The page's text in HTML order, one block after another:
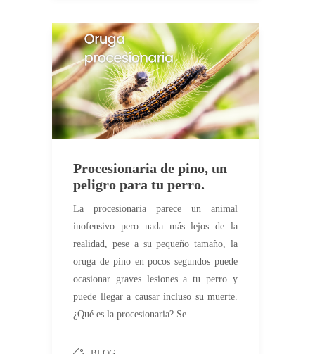
Procesionaria de pino, un
peligro para tu perro.
La procesionaria parece un animal
inofensivo pero nada más lejos de la
realidad, pese a su pequeño tamaño, la
oruga de pino en pocos segundos puede
ocasionar graves lesiones a tu perro y
puede llegar a causar incluso su muerte.
¿Qué es la procesionaria? Se…